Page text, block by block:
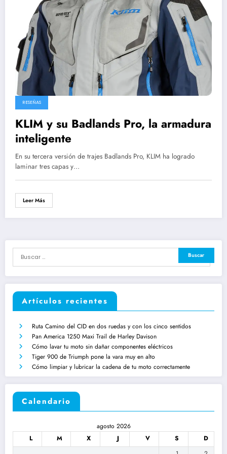
RESEÑAS
KLIM y su Badlands Pro, la armadura
inteligente
En su tercera versión de trajes Badlands Pro, KLIM ha logrado
laminar tres capas y…
Leer Más
Artículos recientes
Ruta Camino del CID en dos ruedas y con los cinco sentidos
Pan America 1250 Maxi Trail de Harley Davison
Cómo lavar tu moto sin dañar componentes eléctricos
Tiger 900 de Triumph pone la vara muy en alto
Cómo limpiar y lubricar la cadena de tu moto correctamente
Calendario
agosto 2026
L
M X J V S
D